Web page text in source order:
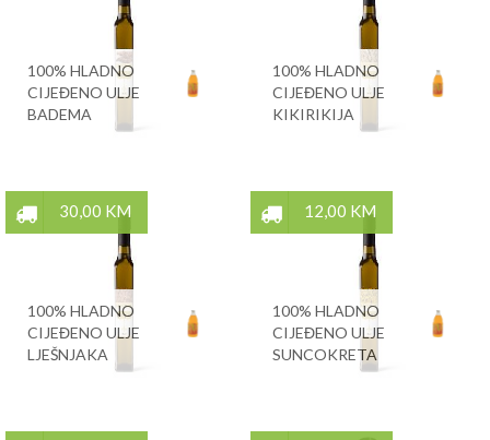
100% HLADNO
CIJEĐENO ULJE
BADEMA
100% HLADNO
CIJEĐENO ULJE
KIKIRIKIJA
30,00 KM
100% HLADNO
CIJEĐENO ULJE
LJEŠNJAKA
12,00 KM
100% HLADNO
CIJEĐENO ULJE
SUNCOKRETA